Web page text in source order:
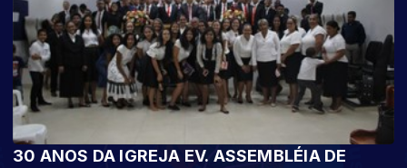
30 ANOS DA IGREJA EV. ASSEMBLÉIA DE